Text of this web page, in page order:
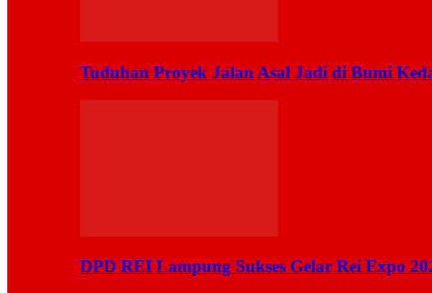
Tuduhan Proyek Jalan Asal Jadi di Bumi
DPD REI Lampung Sukses Gelar Rei Expo